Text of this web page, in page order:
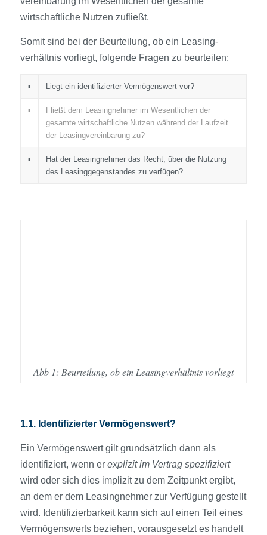
wirtschaftliche Nutzen zufließt.
Somit sind bei der Beurteilung, ob ein Leasing­
verhältnis vorliegt, folgende Fragen zu beurteilen:
▪ Liegt ein identifizierter Vermögens­wert vor?
▪
Fließt dem Leasingnehmer im Wesentlichen der
gesamte wirtschaftliche Nutzen während der Laufzeit
der Leasing­vereinbarung zu?
▪
Hat der Leasingnehmer das Recht, über die Nutzung
des Leasinggegenstandes zu verfügen?
Abb 1: Beurteilung, ob ein Leasing­verhältnis vorliegt
1.1. Identifizierter Vermögens­wert?
Ein Vermögens­wert gilt grundsätzlich dann als
identifiziert, wenn er explizit im Vertrag spezifiziert
wird oder sich dies implizit zu dem Zeitpunkt ergibt,
an dem er dem Leasingnehmer zur Verfügung gestellt
wird. Identifizierbarkeit kann sich auf einen Teil eines
Vermögens­werts beziehen, voraus­gesetzt es handelt